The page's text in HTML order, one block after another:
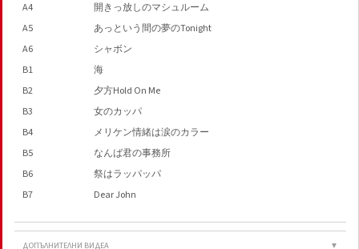
A4
開きっ放しのマシュルーム
A5
あっという間の夢のTonight
A6
シャボン
B1
海
B2
夕方Hold On Me
B3
女のカッパ
B4
メリケン情緒は涙のカラー
B5
なんば君の事務所
B6
祭はラッパッパ
B7
Dear John
ДОПЪЛНИТЕЛНИ ВИДЕА ▼